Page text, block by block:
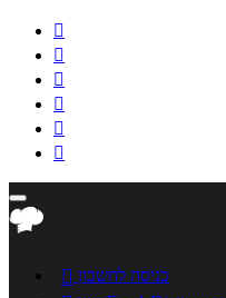






 כניסה לחשבון